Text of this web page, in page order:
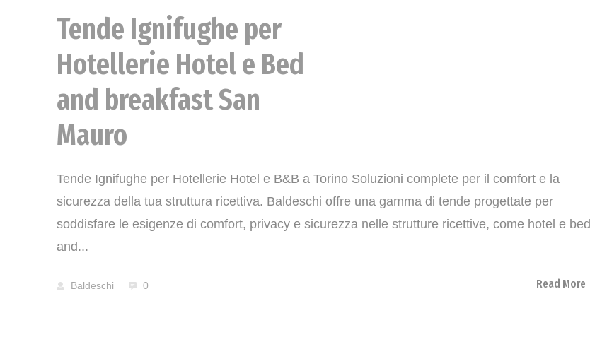
News
Tende Ignifughe per
Hotellerie Hotel e Bed
and breakfast San
Mauro
Tende Ignifughe per Hotellerie Hotel e B&B a Torino Soluzioni complete per il comfort e la
sicurezza della tua struttura ricettiva. Baldeschi offre una gamma di tende progettate per
soddisfare le esigenze di comfort, privacy e sicurezza nelle strutture ricettive, come hotel e bed
and...
Baldeschi 0 Read More